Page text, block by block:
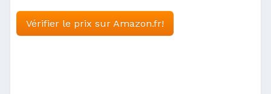
Vérifier le prix sur Amazon.fr!